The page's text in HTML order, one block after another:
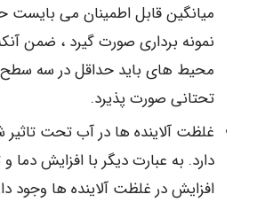
نمونه برداری صورت گیرد ، ضمن
محیط های باید حداقل در سه سطح
تحتانی صورت پذیرد.
غلظت آلاینده ها در آب تحت تاثیر
دارد. به عبارت دیگر با افزایش دما و
افزایش در غلظت آلاینده ها وجود